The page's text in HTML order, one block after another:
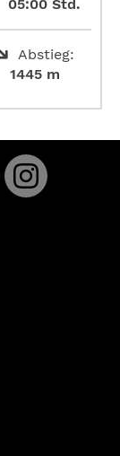
05:00 Std.
Abstieg:
1445 m